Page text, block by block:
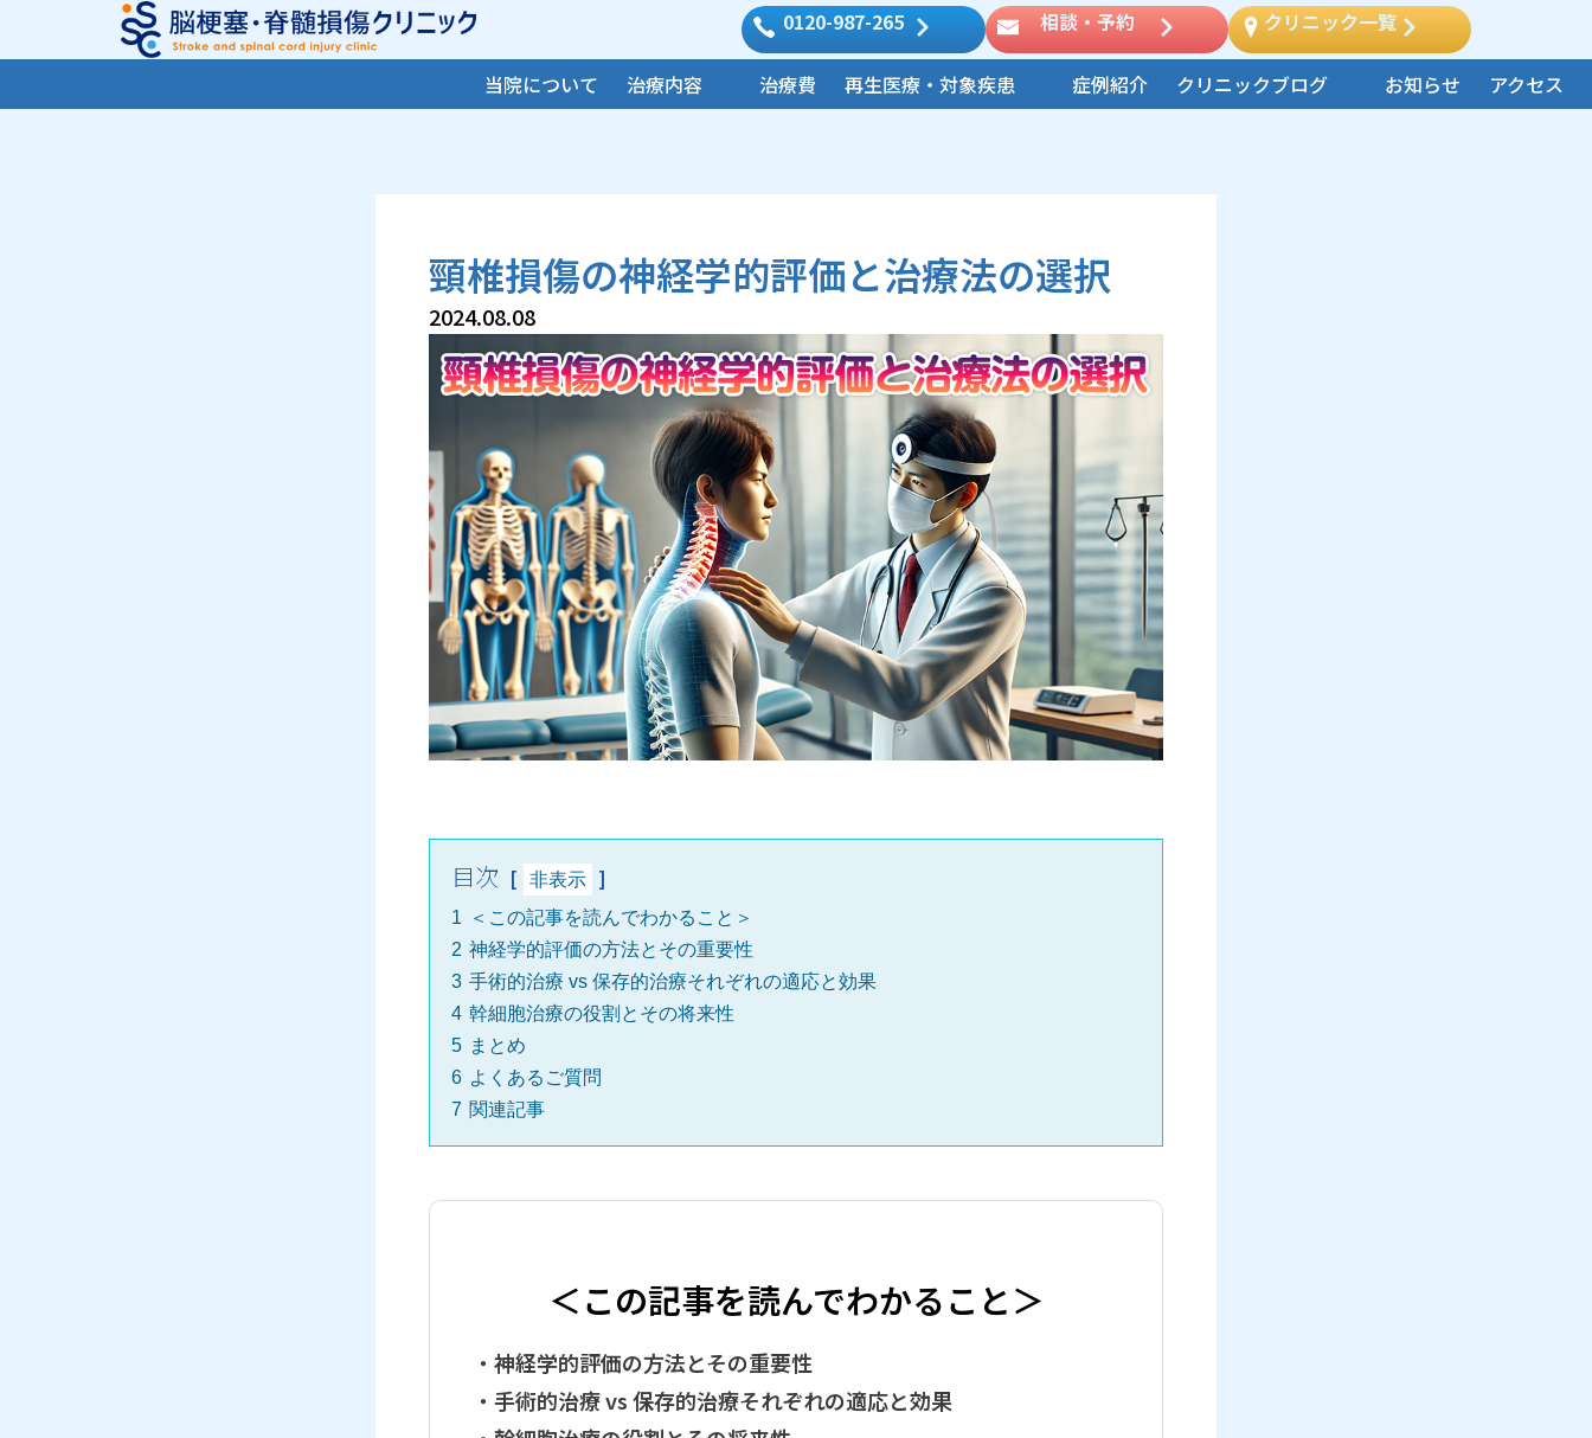
ス
0120-987-265 相談・予約 クリニック一覧
当院について 治療内容 治療費 再生医療・対象疾患 症例紹介 クリニックブログ お知らせ アクセス
頸椎損傷の神経学的評価と治療法の選択
2024.08.08
目次
非表示
1
＜この記事を読んでわかること＞
2 神経学的評価の方法とその重要性
3 手術的治療 vs 保存的治療それぞれの適応と効果
4 幹細胞治療の役割とその将来性
5 まとめ
6 よくあるご質問
7 関連記事
＜この記事を読んでわかること＞
・ 神経学的評価の方法とその重要性
・ 手術的治療 vs 保存的治療それぞれの適応と効果